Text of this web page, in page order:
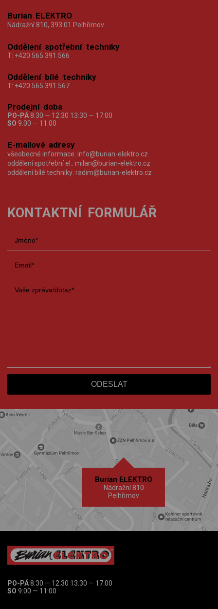
Burian ELEKTRO
Nádražní 810, 393 01 Pelhřimov
Oddělení spotřební techniky
T: +420 565 391 566
Oddělení bílé techniky
T: +420 565 391 567
Prodejní doba
PO-PÁ 8:30 — 12:30 13:30 — 17:00
SO 9:00 — 11:00
E-mailové adresy
všeobecné informace: info@burian-elektro.cz
oddělení spotřební el.: milan@burian-elektro.cz
oddělení bílé techniky: radim@burian-elektro.cz
KONTAKTNÍ FORMULÁŘ
Burian ELEKTRO
Nádražní 810
Pelhřimov
PO-PÁ8:30 — 12:30 13:30 — 17:00
SO 9:00 — 11:00